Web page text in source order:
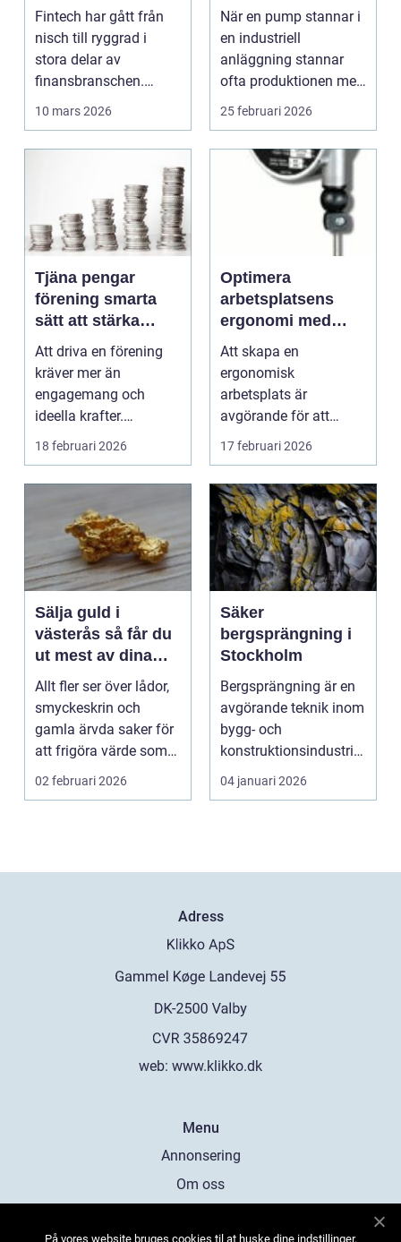
en reglerad
tillväxtbransch
Fintech har gått från
nisch till ryggrad i
stora delar av
finansbranschen.
Bolag bygger nya
10 mars 2026
– så undviker du
kostsamma
driftstopp
När en pump stannar i
en industriell
anläggning stannar
ofta produktionen med
den. Fö...
25 februari 2026
Tjäna pengar
förening smarta
sätt att stärka
kassan utan
krångel
Att driva en förening
kräver mer än
engagemang och
ideella krafter.
Träningshallar ska
18 februari 2026
Optimera
arbetsplatsens
ergonomi med
balansblock
Att skapa en
ergonomisk
arbetsplats är
avgörande för att
främja hälsa och v...
17 februari 2026
Sälja guld i
västerås så får du
ut mest av dina
smycken och mynt
Allt fler ser över lådor,
smyckeskrin och
gamla ärvda saker för
att frigöra värde som
bara ligger he...
02 februari 2026
Säker
bergsprängning i
Stockholm
Bergsprängning är en
avgörande teknik inom
bygg- och
konstruktionsindustrin.
Den anv&...
04 januari 2026
Adress
web: www.klikko.dk
Menu
Annonsering
Om oss
På vores website bruges cookies til at huske dine indstillinger,